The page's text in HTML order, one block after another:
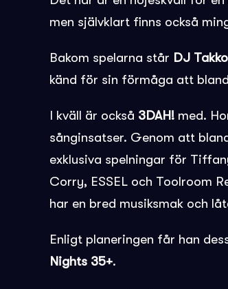
men självklart finns också
Bakom spelarna står DJ
känd för sin förmåga att
I kväll är också 3DAH! med.
sånginsatser. Genom att
exklusiva spelningar för
Corry, ESSEL och Toolroom
har en bred musiksmak och
Enligt planeringen får han
Nights 35+.